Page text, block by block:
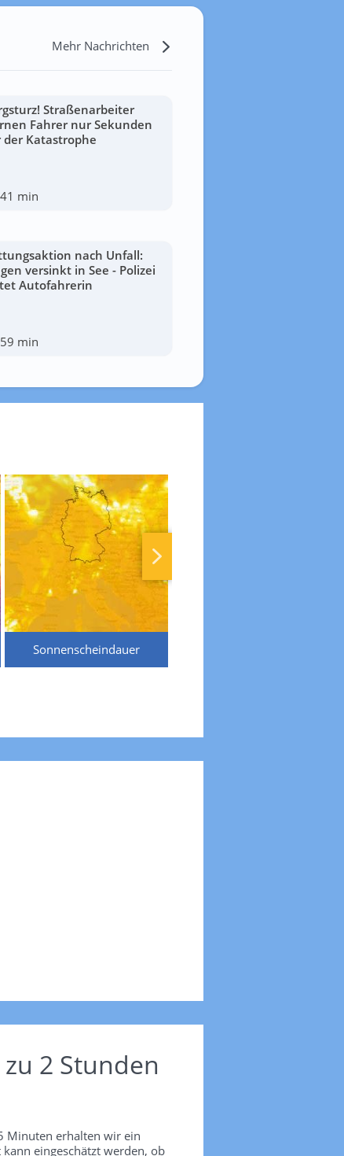
Mehr Nachrichten
Straßenarbeiter
Fahrer nur Sekunden
der Katastrophe
min
nach Unfall:
versinkt in See - Polizei
Autofahrerin
min
Sonnenscheindauer
2 Stunden
Minuten erhalten wir ein
eingeschätzt werden, ob